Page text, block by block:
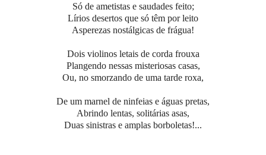
Só de ametistas e saudades feito;
Lírios desertos que só têm por leito
Asperezas nostálgicas de frágua!
Dois violinos letais de corda frouxa
Plangendo nessas misteriosas casas,
Ou, no smorzando de uma tarde roxa,
De um marnel de ninfeias e águas pretas,
Abrindo lentas, solitárias asas,
Duas sinistras e amplas borboletas!...